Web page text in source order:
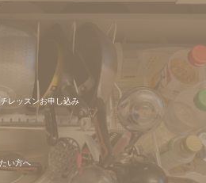
レッスンお申し込み
い方へ